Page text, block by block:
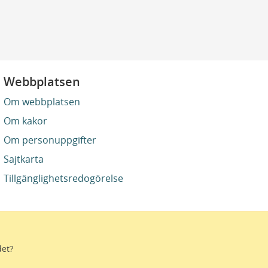
Webbplatsen
Om webbplatsen
Om kakor
Om personuppgifter
Sajtkarta
Tillgänglighetsredogörelse